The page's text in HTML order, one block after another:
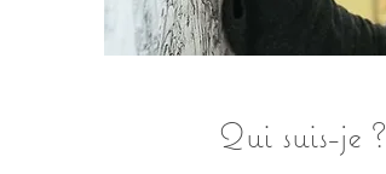
Qui suis-je ?